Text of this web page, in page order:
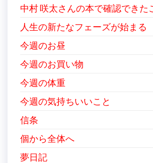
中村 咲太さんの本で確認できた
人生の新たなフェーズが始まる
今週のお昼
今週のお買い物
今週の体重
今週の気持ちいいこと
信条
個から全体へ
夢日記